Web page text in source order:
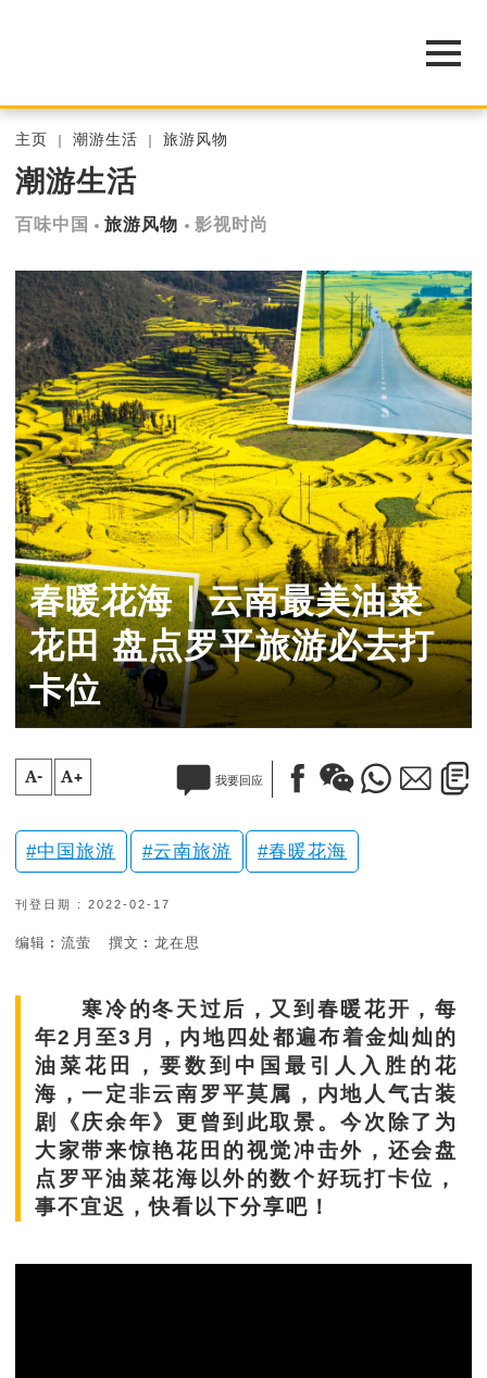
主页 潮游生活 旅游风物
潮游生活
百味中国 旅游风物 影视时尚
春暖花海｜云南最美油菜
花田 盘点罗平旅游必去打
卡位
A- A+ 我要回应
中国旅游 云南旅游 春暖花海
刊登日期 : 2022-02-17
编辑︰流萤 撰文︰龙在思
寒冷的冬天过后，又到春暖花开，每
年2月至3月，内地四处都遍布着金灿灿的
油菜花田，要数到中国最引人入胜的花
海，一定非云南罗平莫属，内地人气古装
剧《庆余年》更曾到此取景。今次除了为
大家带来惊艳花田的视觉冲击外，还会盘
点罗平油菜花海以外的数个好玩打卡位，
事不宜迟，快看以下分享吧！